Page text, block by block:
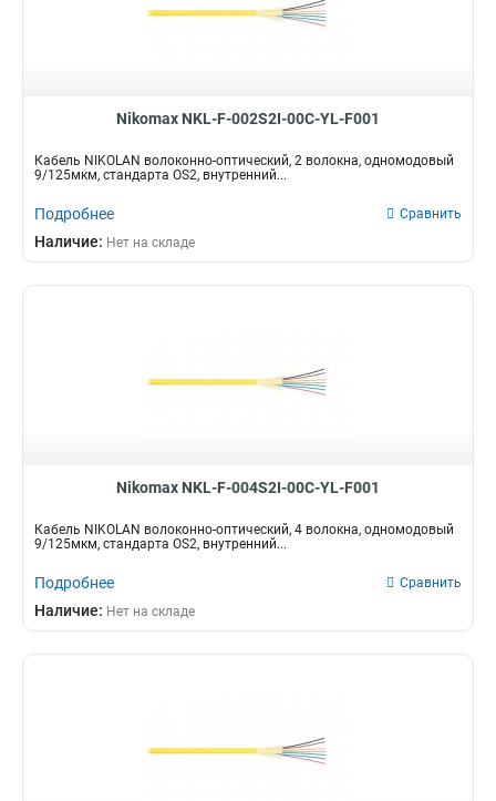
Nikomax NKL-F-002S2I-00C-YL-F001
Кабель NIKOLAN волоконно-оптический, 2 волокна, одномодовый
9/125мкм, стандарта OS2, внутренний...
Подробнее Сравнить
Наличие: Нет на складе
Nikomax NKL-F-004S2I-00C-YL-F001
Кабель NIKOLAN волоконно-оптический, 4 волокна, одномодовый
9/125мкм, стандарта OS2, внутренний...
Подробнее Сравнить
Наличие: Нет на складе